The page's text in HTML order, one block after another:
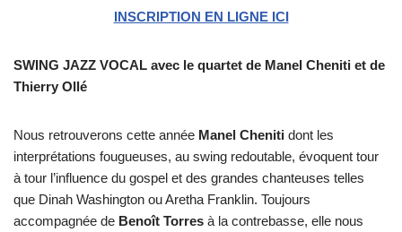
INSCRIPTION EN LIGNE ICI
SWING JAZZ VOCAL avec le quartet de Manel Cheniti et de
Thierry Ollé
Nous retrouverons cette année Manel Cheniti dont les
interprétations fougueuses, au swing redoutable, évoquent tour
à tour l’influence du gospel et des grandes chanteuses telles
que Dinah Washington ou Aretha Franklin. Toujours
accompagnée de Benoît Torres à la contrebasse, elle nous